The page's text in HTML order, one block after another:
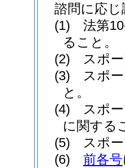
諮問に応
(1)
法第
ること。
(2)
スポ
(3)
スポ
と。
(4)
スポ
に関する
(5)
スポ
(6)
前各号